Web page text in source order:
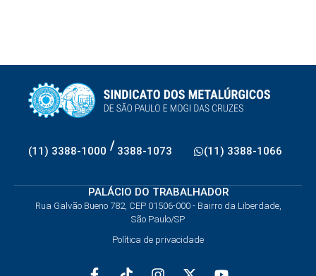
(11) 3388-1000 / 3388-1073 (11) 3388-1066
PALÁCIO DO TRABALHADOR
Rua Galvão Bueno 782, CEP 01506-000 - Bairro da Liberdade,
São Paulo/SP
Política de privacidade